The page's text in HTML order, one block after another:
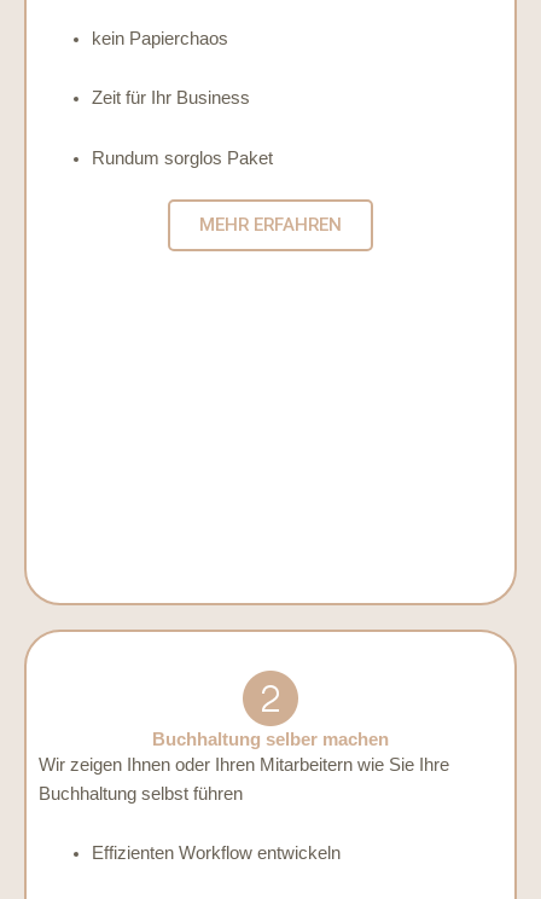
kein Papierchaos
Zeit für Ihr Business
Rundum sorglos Paket
MEHR ERFAHREN
Buchhaltung selber machen
Wir zeigen Ihnen oder Ihren Mitarbeitern wie Sie Ihre
Buchhaltung selbst führen
Effizienten Workflow entwickeln